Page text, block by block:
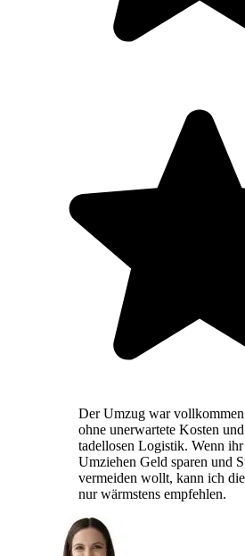
Der Umzug war vollkommen
ohne unerwartete Kosten
tadellosen Logistik. Wenn
Umziehen Geld sparen und
vermeiden wollt, kann ich
nur wärmstens empfehlen.